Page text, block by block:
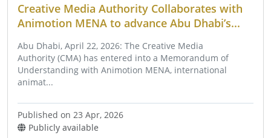
Creative Media Authority Collaborates with
Animotion MENA to advance Abu Dhabi’s...
Abu Dhabi, April 22, 2026: The Creative Media
Authority (CMA) has entered into a Memorandum of
Understanding with Animotion MENA, international
animat...
Published on 23 Apr, 2026
Publicly available